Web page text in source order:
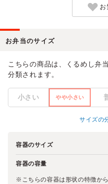
お
お弁当のサイズ
こちらの商品は、くるめし弁
分類されます。
小さい やや小さい
サイズの
容器のサイズ
容器の容量
※こちらの容器は形状の特徴か